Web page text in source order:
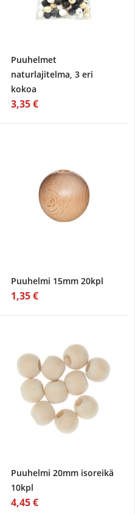
Puuhelmet
naturlajitelma, 3 eri
kokoa
3,35 €
Puuhelmi 15mm 20kpl
1,35 €
Puuhelmi 20mm isoreikä
10kpl
4,45 €